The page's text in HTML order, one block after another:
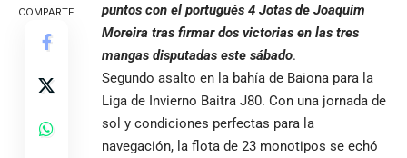
COMPARTE
puntos con el portugués 4 Jotas de Joaquim
Moreira tras firmar dos victorias en las tres
mangas disputadas este sábado.
Segundo asalto en la bahía de Baiona para la
Liga de Invierno Baitra J80. Con una jornada de
sol y condiciones perfectas para la
navegación, la flota de 23 monotipos se echó